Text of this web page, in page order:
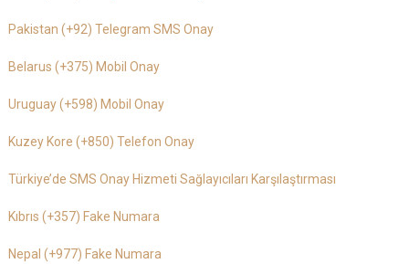
Pakistan (+92) Telegram SMS Onay
Belarus (+375) Mobil Onay
Uruguay (+598) Mobil Onay
Kuzey Kore (+850) Telefon Onay
Türkiye’de SMS Onay Hizmeti Sağlayıcıları Karşılaştırması
Kıbrıs (+357) Fake Numara
Nepal (+977) Fake Numara